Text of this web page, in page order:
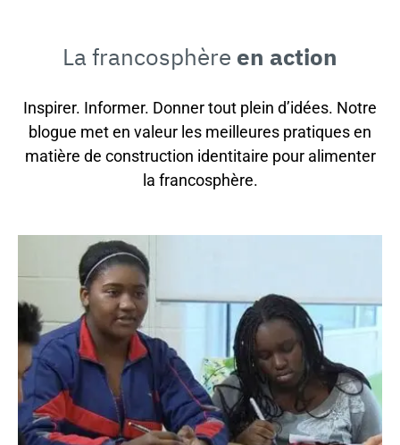
La francosphère en action
Inspirer. Informer. Donner tout plein d’idées. Notre
blogue met en valeur les meilleures pratiques en
matière de construction identitaire pour alimenter
la francosphère.